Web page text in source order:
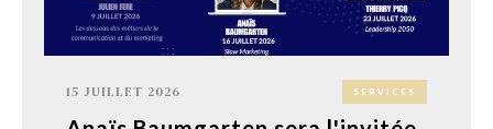
15 JUILLET 2026 SERVICES